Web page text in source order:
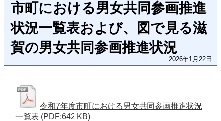
市町における男女共同参画推進
状況一覧表および、図で見る滋
賀の男女共同参画推進状況
2026年1月22日
令和7年度市町における男女共同参画推進状況
一覧表 (PDF:642 KB)